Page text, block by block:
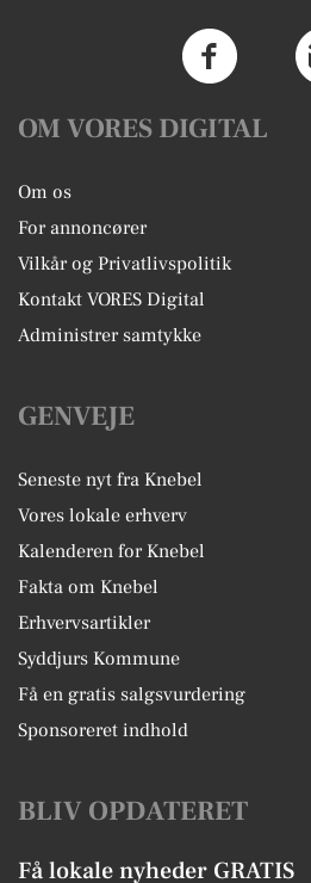
OM VORES DIGITAL
Om os
For annoncører
Vilkår og Privatlivspolitik
Kontakt VORES Digital
Administrer samtykke
GENVEJE
Seneste nyt fra Knebel
Vores lokale erhverv
Kalenderen for Knebel
Fakta om Knebel
Erhvervsartikler
Syddjurs Kommune
Få en gratis salgsvurdering
Sponsoreret indhold
BLIV OPDATERET
Få lokale nyheder GRATIS